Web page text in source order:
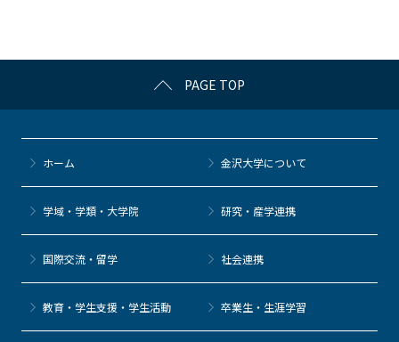
k
PAGE TOP
ホーム 金沢大学について
学域・学類・大学院 研究・産学連携
国際交流・留学 社会連携
教育・学生支援・学生活動 卒業生・生涯学習